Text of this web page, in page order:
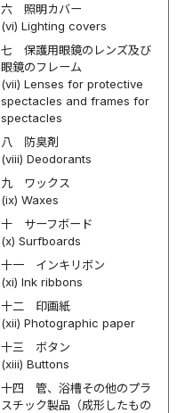
六 照明カバー
(vi) Lighting covers
七 保護用眼鏡のレンズ及び
眼鏡のフレーム
(vii) Lenses for protective
spectacles and frames for
spectacles
八 防臭剤
(viii) Deodorants
九 ワックス
(ix) Waxes
十 サーフボード
(x) Surfboards
十一 インキリボン
(xi) Ink ribbons
十二 印画紙
(xii) Photographic paper
十三 ボタン
(xiii) Buttons
十四 管、浴槽その他のプラ
スチック製品（成形したもの